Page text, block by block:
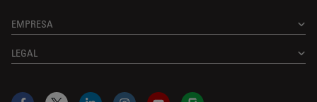
EMPRESA
LEGAL